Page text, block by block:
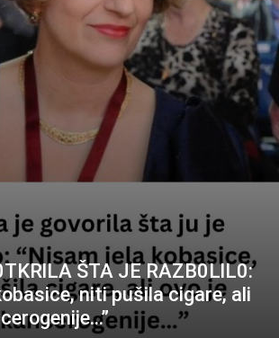
ŠTA JE RAZB0LlL0:
niti pušila cigare, ali